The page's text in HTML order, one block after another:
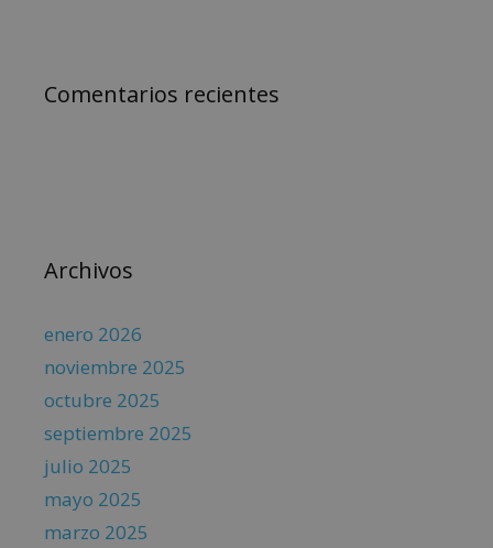
Comentarios recientes
Archivos
enero 2026
noviembre 2025
octubre 2025
septiembre 2025
julio 2025
mayo 2025
marzo 2025